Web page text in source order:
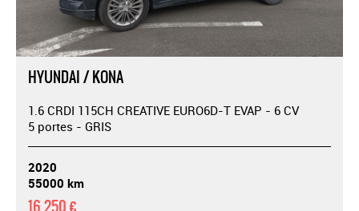
HYUNDAI / KONA
1.6 CRDI 115CH CREATIVE EURO6D-T EVAP - 6 CV
5 portes - GRIS
2020
55000 km
16 250 €